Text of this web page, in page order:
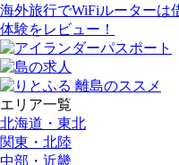
海外旅行でWiFiルーターは
体験をレビュー！
エリア一覧
北海道・東北
関東・北陸
中部・近畿